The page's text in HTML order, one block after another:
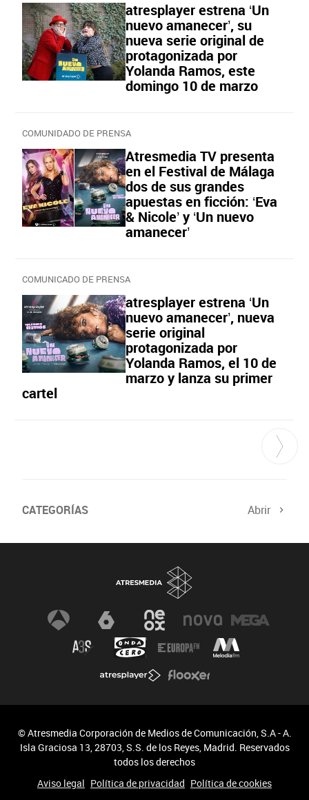
atresplayer estrena ‘Un
nuevo amanecer’, su
nueva serie original de
protagonizada por
Yolanda Ramos, este
domingo 10 de marzo
COMUNIDADO DE PRENSA
Atresmedia TV presenta
en el Festival de Málaga
dos de sus grandes
apuestas en ficción: ‘Eva
& Nicole’ y ‘Un nuevo
amanecer’
COMUNICADO DE PRENSA
atresplayer estrena ‘Un
nuevo amanecer’, nueva
serie original
protagonizada por
Yolanda Ramos, el 10 de
marzo y lanza su primer
cartel
CATEGORÍAS Abrir
© Atresmedia Corporación de Medios de Comunicación, S.A - A.
Isla Graciosa 13, 28703, S.S. de los Reyes, Madrid. Reservados
todos los derechos
Aviso legal Política de privacidad Política de cookies